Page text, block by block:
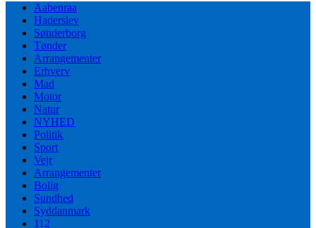
Aabenraa
Haderslev
Sønderborg
Tønder
Arrangementer
Erhverv
Mad
Motor
Natur
NYHED
Politik
Sport
Vejr
Arrangementer
Bolig
Sundhed
Syddanmark
112